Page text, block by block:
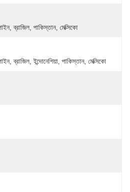
ব্রাজিল, পাকিস্তান, মেক্সিকো
ব্রাজিল, ইন্দোনেশিয়া, পাকিস্তান, মেক্সিকো